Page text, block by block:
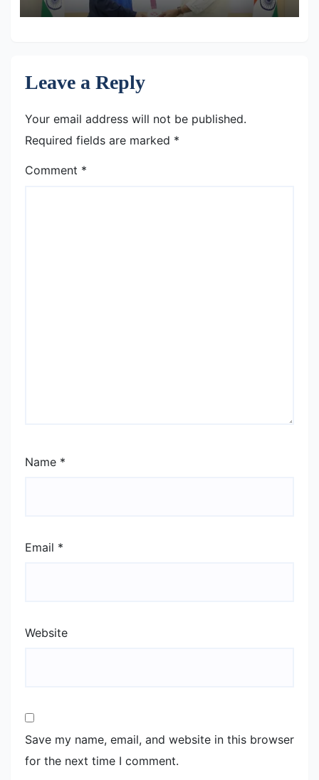
Leave a Reply
Your email address will not be published.
Required fields are marked *
Comment *
Name *
Email *
Website
Save my name, email, and website in this browser
for the next time I comment.